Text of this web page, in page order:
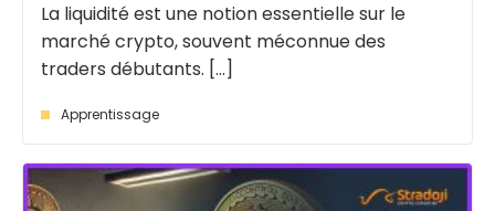
La liquidité est une notion essentielle sur le
marché crypto, souvent méconnue des
traders débutants. [...]
Apprentissage